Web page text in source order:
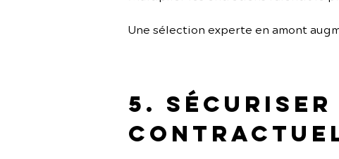
Une sélection experte en amont
5.